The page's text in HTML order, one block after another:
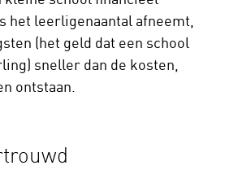
het leerligenaantal afneemt,
(het geld dat een school
sneller dan de kosten,
ontstaan.